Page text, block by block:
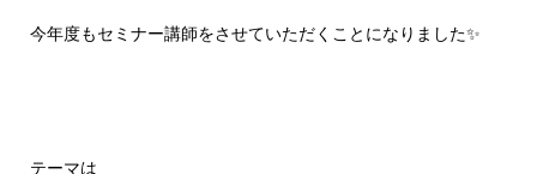
今年度もセミナー講師をさせていただくことになりました✨
テーマは